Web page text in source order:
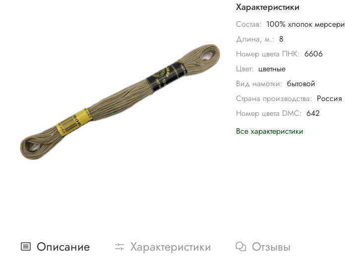
Характеристики
Состав: 100% хлопок
Длина, м.: 8
Номер цвета ПНК: 6606
Цвет: цветные
Вид намотки: бытовой
Страна производства: Россия
Номер цвета DMC: 642
Все характеристики
Описание Характеристики Отзывы